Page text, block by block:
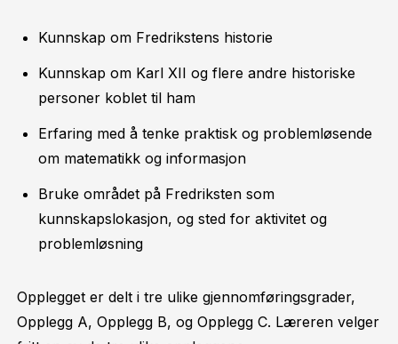
Kunnskap om Fredrikstens historie
Kunnskap om Karl XII og flere andre historiske
personer koblet til ham
Erfaring med å tenke praktisk og problemløsende
om matematikk og informasjon
Bruke området på Fredriksten som
kunnskapslokasjon, og sted for aktivitet og
problemløsning
Opplegget er delt i tre ulike gjennomføringsgrader,
Opplegg A, Opplegg B, og Opplegg C. Læreren velger